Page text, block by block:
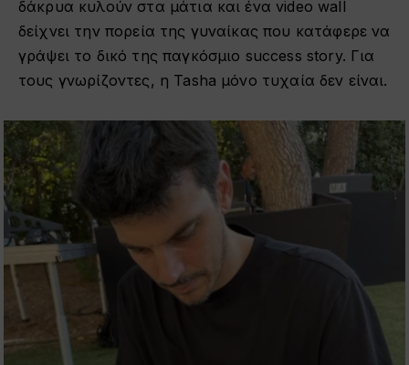
δάκρυα κυλούν στα μάτια και ένα video wall
δείχνει την πορεία της γυναίκας που κατάφερε να
γράψει το δικό της παγκόσμιο success story. Για
τους γνωρίζοντες, η Tasha μόνο τυχαία δεν είναι.